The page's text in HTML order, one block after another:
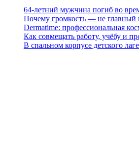
64-летний мужчина погиб во
Почему громкость — не главный
Dermatime: профессиональная
Как совмещать работу, учёбу и
В спальном корпусе детского